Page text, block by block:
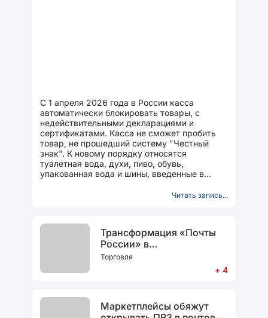
С 1 апреля 2026 года в России касса
автоматически блокировать товары, с
недействительными декларациями и
сертификатами. Касса не сможет пробить
товар, не прошедший систему "Честный
знак". К новому порядку относятся
туалетная вода, духи, пиво, обувь,
упакованная вода и шины, введенные в
Читать запись...
Трансформация «Почты
России» в
государственный
Торговля
+ 4
Маркетплейсы обяжут